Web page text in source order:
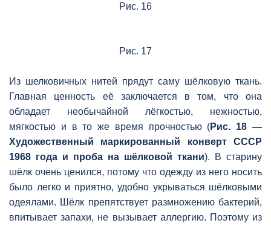
Рис. 16
Рис. 17
Из шелковичных нитей прядут саму шёлковую ткань.
Главная ценность её заключается в том, что она
обладает необычайной лёгкостью, нежностью,
мягкостью и в то же время прочностью (Рис. 18 —
Художественный маркированный конверт СССР
1968 года и проба на шёлковой ткани). В старину
шёлк очень ценился, потому что одежду из него носить
было легко и приятно, удобно укрываться шёлковыми
одеялами. Шёлк препятствует размножению бактерий,
впитывает запахи, не вызывает аллергию. Поэтому из